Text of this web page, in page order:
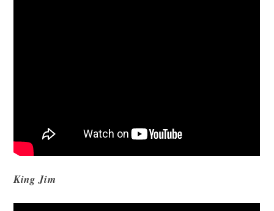
King Jim